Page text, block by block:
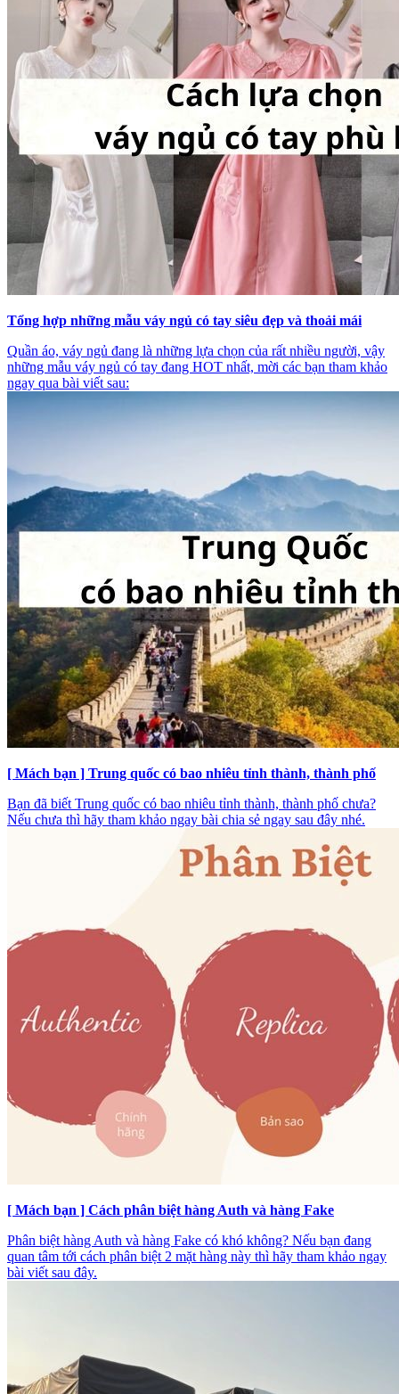
Tổng hợp những mẫu váy ngủ có tay siêu đẹp và thoải mái
Quần áo, váy ngủ đang là những lựa chọn của rất nhiều người, vậy
những mẫu váy ngủ có tay đang HOT nhất, mời các bạn tham khảo
ngay qua bài viết sau:
[ Mách bạn ] Trung quốc có bao nhiêu tỉnh thành, thành phố
Bạn đã biết Trung quốc có bao nhiêu tỉnh thành, thành phố chưa?
Nếu chưa thì hãy tham khảo ngay bài chia sẻ ngay sau đây nhé.
[ Mách bạn ] Cách phân biệt hàng Auth và hàng Fake
Phân biệt hàng Auth và hàng Fake có khó không? Nếu bạn đang
quan tâm tới cách phân biệt 2 mặt hàng này thì hãy tham khảo ngay
bài viết sau đây.